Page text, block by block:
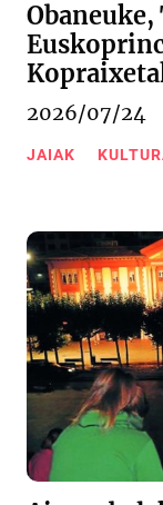
2026/07/24
JAIAK